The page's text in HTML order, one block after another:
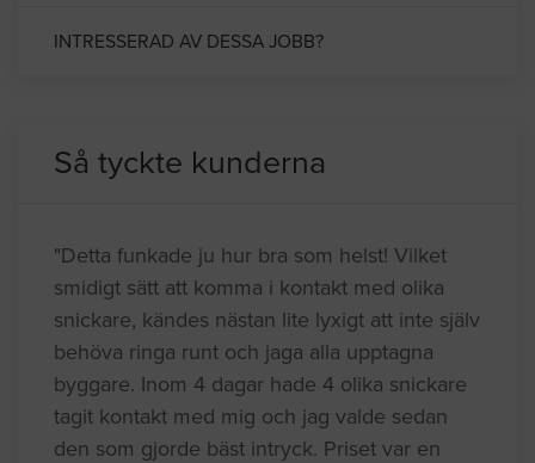
INTRESSERAD AV DESSA JOBB?
Så tyckte kunderna
"Detta funkade ju hur bra som helst! Vilket
smidigt sätt att komma i kontakt med olika
snickare, kändes nästan lite lyxigt att inte själv
behöva ringa runt och jaga alla upptagna
byggare. Inom 4 dagar hade 4 olika snickare
tagit kontakt med mig och jag valde sedan
den som gjorde bäst intryck. Priset var en